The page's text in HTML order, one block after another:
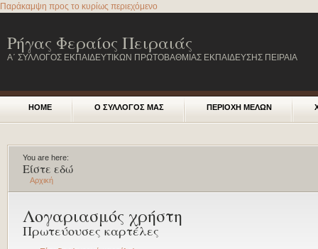
Παράκαμψη προς το κυρίως περιεχόμενο
Ρήγας Φεραίος Πειραιάς
Α΄ ΣΥΛΛΟΓΟΣ ΕΚΠΑΙΔΕΥΤΙΚΩΝ ΠΡΩΤΟΒΑΘΜΙΑΣ ΕΚΠΑΙΔΕΥΣΗΣ ΠΕΙΡΑΙΑ
HOME Ο ΣΥΛΛΟΓΟΣ ΜΑΣ ΠΕΡΙΟΧΗ ΜΕΛΩΝ
You are here:
Είστε εδώ
Αρχική
Λογαριασμός χρήστη
Πρωτεύουσες καρτέλες